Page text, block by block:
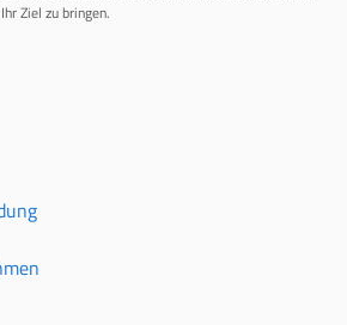
Ziel zu bringen.